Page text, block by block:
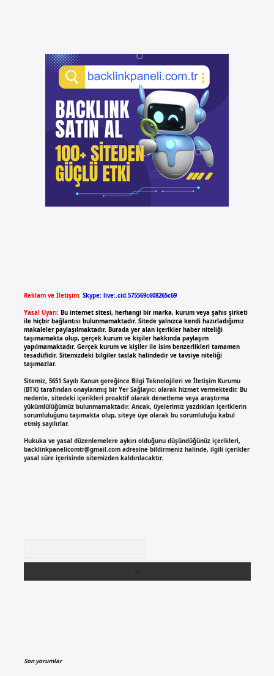
Reklam ve İletişim: Skype: live:.cid.575569c608265c69
Yasal Uyarı: Bu internet sitesi, herhangi bir marka, kurum veya şahıs şirketi
ile hiçbir bağlantısı bulunmamaktadır. Sitede yalnızca kendi hazırladığımız
makaleler paylaşılmaktadır. Burada yer alan içerikler haber niteliği
taşımamakta olup, gerçek kurum ve kişiler hakkında paylaşım
yapılmamaktadır. Gerçek kurum ve kişiler ile isim benzerlikleri tamamen
tesadüfidir. Sitemizdeki bilgiler taslak halindedir ve tavsiye niteliği
taşımazlar.
Sitemiz, 5651 Sayılı Kanun gereğince Bilgi Teknolojileri ve İletişim Kurumu
(BTK) tarafından onaylanmış bir Yer Sağlayıcı olarak hizmet vermektedir. Bu
nedenle, sitedeki içerikleri proaktif olarak denetleme veya araştırma
yükümlülüğümüz bulunmamaktadır. Ancak, üyelerimiz yazdıkları içeriklerin
sorumluluğunu taşımakta olup, siteye üye olarak bu sorumluluğu kabul
etmiş sayılırlar.
Hukuka ve yasal düzenlemelere aykırı olduğunu düşündüğünüz içerikleri,
backlinkpanelicomtr@gmail.comadresine bildirmeniz halinde, ilgili içerikler
yasal süre içerisinde sitemizden kaldırılacaktır.
Son yorumlar